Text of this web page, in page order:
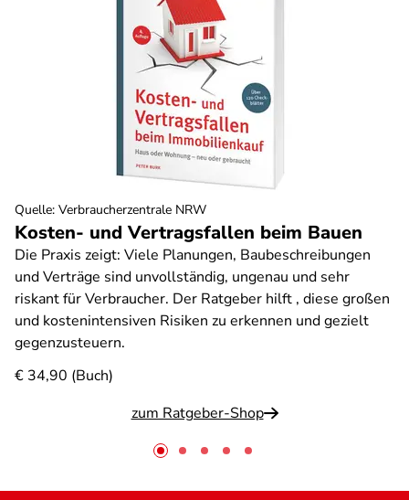
Kosten- und Vertragsfallen beim Bauen
Die Praxis zeigt: Viele Planungen, Baubeschreibungen
und Verträge sind unvollständig, ungenau und sehr
riskant für Verbraucher. Der Ratgeber hilft , diese großen
und kostenintensiven Risiken zu erkennen und gezielt
gegenzusteuern.
€ 34,90 (Buch)
zum Ratgeber-Shop
Quelle: Verbraucherzentrale NRW